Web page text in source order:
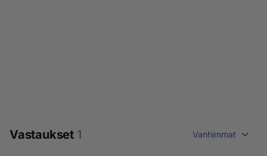
Vastaukset 1 Vanhimmat